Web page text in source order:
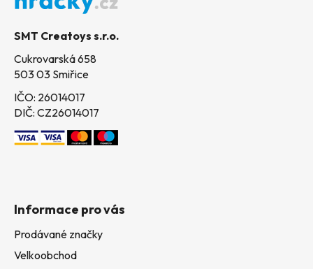
SMT Creatoys s.r.o.
Cukrovarská 658
503 03 Smiřice
IČO: 26014017
DIČ: CZ26014017
Informace pro vás
Prodávané značky
Velkoobchod